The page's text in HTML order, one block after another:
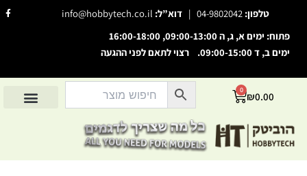
visibility_off השבת את ההבזקים
סמן כותרות
צבע רקע
zoom_out זום (הקטנה)
זום (הגדלה)
טלפון: 04-9802042
| דוא”ל: info@hobbytech.co.il
F
a
פתוח: ימים א, ג, ה 09:00-13:00, 16:00-18:00
ימים ב, ד 09:00-15:00. רצוי לתאם לפני ההגעה
₪0.00
0
עגלת